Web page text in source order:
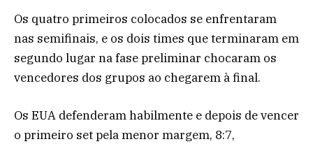
Os quatro primeiros colocados se enfrentaram
nas semifinais, e os dois times que terminaram em
segundo lugar na fase preliminar chocaram os
vencedores dos grupos ao chegarem à final.
Os EUA defenderam habilmente e depois de vencer
o primeiro set pela menor margem, 8:7,